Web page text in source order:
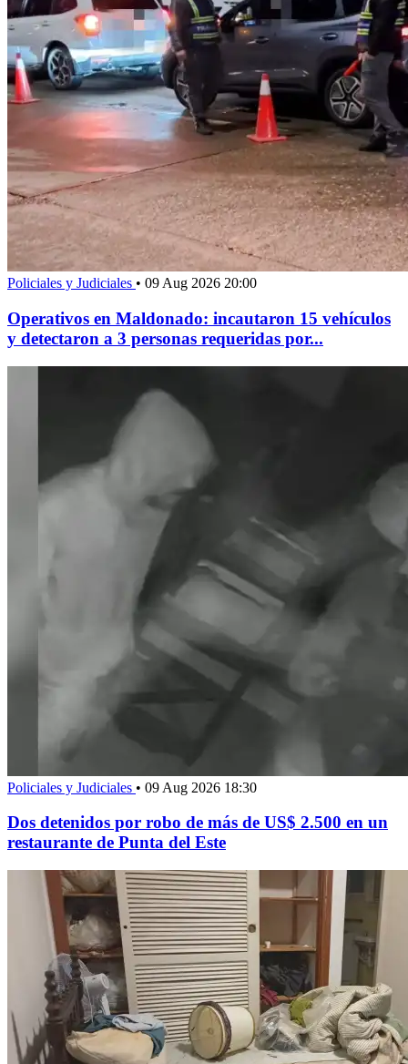
Policiales y Judiciales • 09 Aug 2026 20:00
Operativos en Maldonado: incautaron 15 vehículos
y detectaron a 3 personas requeridas por...
Policiales y Judiciales • 09 Aug 2026 18:30
Dos detenidos por robo de más de US$ 2.500 en un
restaurante de Punta del Este